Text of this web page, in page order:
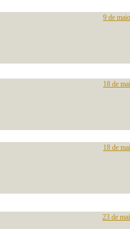
9 de
18 de
18 de
23 de